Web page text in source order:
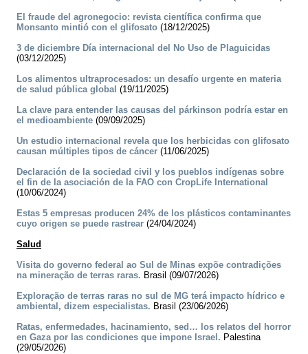
El fraude del agronegocio: revista científica confirma que
Monsanto mintió con el glifosato (18/12/2025)
3 de diciembre Día internacional del No Uso de Plaguicidas
(03/12/2025)
Los alimentos ultraprocesados: un desafío urgente en materia
de salud pública global (19/11/2025)
La clave para entender las causas del párkinson podría estar en
el medioambiente (09/09/2025)
Un estudio internacional revela que los herbicidas con glifosato
causan múltiples tipos de cáncer (11/06/2025)
Declaración de la sociedad civil y los pueblos indígenas sobre
el fin de la asociación de la FAO con CropLife International
(10/06/2024)
Estas 5 empresas producen 24% de los plásticos contaminantes
cuyo origen se puede rastrear (24/04/2024)
Salud
Visita do governo federal ao Sul de Minas expõe contradições
na mineração de terras raras. Brasil (09/07/2026)
Exploração de terras raras no sul de MG terá impacto hídrico e
ambiental, dizem especialistas. Brasil (23/06/2026)
Ratas, enfermedades, hacinamiento, sed… los relatos del horror
en Gaza por las condiciones que impone Israel. Palestina
(29/05/2026)